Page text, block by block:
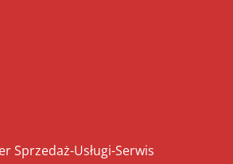
Sprzedaż-Usługi-Serwis